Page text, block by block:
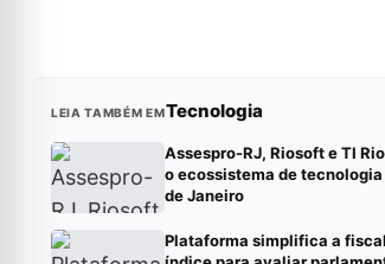
LEIA TAMBÉM EMTecnologia
Assespro-RJ, Riosoft e TI
o ecossistema de
de Janeiro
Plataforma simplifica a